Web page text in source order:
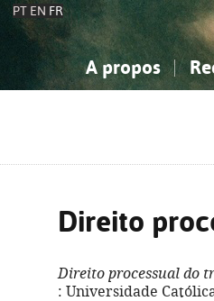
PT EN FR
A propos
Direito
Direito processual do
: Universidade